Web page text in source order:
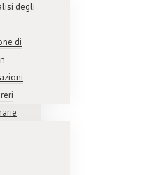
degli
di